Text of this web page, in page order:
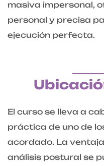
masiva impersonal,
personal y precisa
ejecución perfecta.
El curso se lleva a
práctica de uno de
acordado. La
análisis postural se